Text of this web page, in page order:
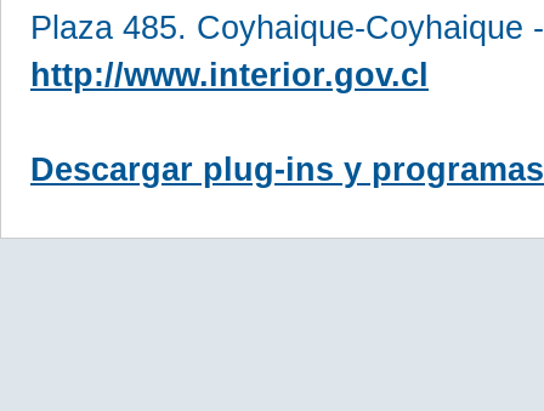
Plaza 485. Coyhaique-Coyhaique
http://www.interior.gov.cl
Descargar plug-ins y